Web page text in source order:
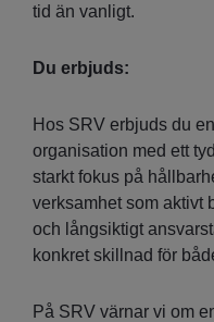
tid än vanligt.
Du erbjuds:
Hos SRV erbjuds du
organisation med ett
starkt fokus på
verksamhet som aktivt
och långsiktigt
konkret skillnad för
På SRV värnar vi om